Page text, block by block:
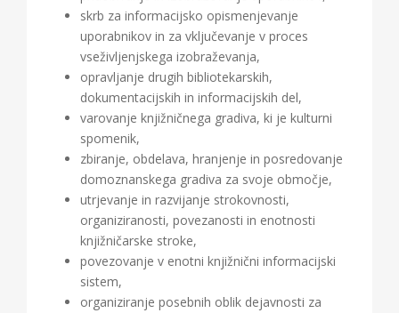
skrb za informacijsko opismenjevanje
uporabnikov in za vključevanje v proces
vseživljenjskega izobraževanja,
opravljanje drugih bibliotekarskih,
dokumentacijskih in informacijskih del,
varovanje knjižničnega gradiva, ki je kulturni
spomenik,
zbiranje, obdelava, hranjenje in posredovanje
domoznanskega gradiva za svoje območje,
utrjevanje in razvijanje strokovnosti,
organiziranosti, povezanosti in enotnosti
knjižničarske stroke,
povezovanje v enotni knjižnični informacijski
sistem,
organiziranje posebnih oblik dejavnosti za